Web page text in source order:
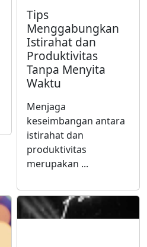
Tips
Menggabungkan
Istirahat dan
Produktivitas
Tanpa Menyita
Waktu
Menjaga
keseimbangan antara
istirahat dan
produktivitas
merupakan ...